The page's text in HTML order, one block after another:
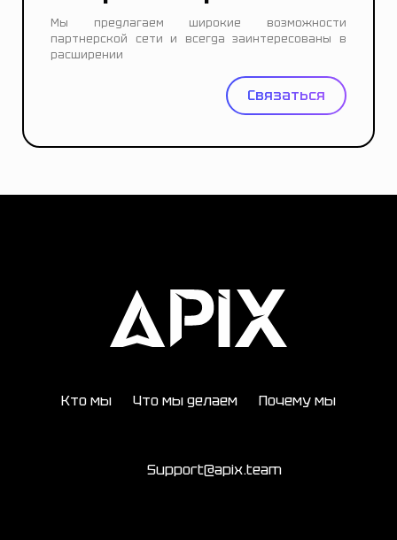
Мы предлагаем широкие возможности
партнерской сети и всегда заинтересованы в
расширении
Связаться
Кто мы Что мы делаем Почему мы
Support@apix.team